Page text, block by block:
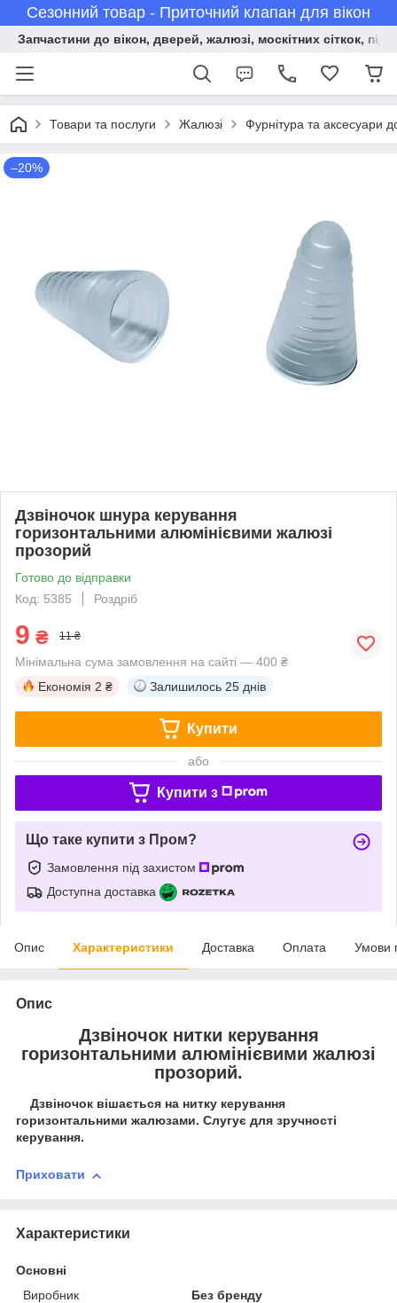
Сезонний товар - Приточний клапан для вікон
Запчастини до вікон, дверей, жалюзі, москітних сіткок,
Товари та послуги Жалюзі Фурнітура та аксесуари
–20%
Дзвіночок шнура керування
горизонтальними алюмінієвими жалюзі
прозорий
Готово до відправки
Код: 5385
Роздріб
9 ₴ 11 ₴
Мінімальна сума замовлення на сайті — 400 ₴
Економія 2 ₴ Залишилось 25 днів
Купити
або
Купити з
Що таке купити з Пром?
Замовлення під захистом
Доступна доставка
Опис Характеристики Доставка Оплата Умови
Опис
Дзвіночок нитки керування
горизонтальними алюмінієвими жалюзі
прозорий.
Дзвіночок вішається на нитку керування
горизонтальними жалюзами. Слугує для зручності
керування.
Приховати
Характеристики
Основні
Виробник
Без бренду